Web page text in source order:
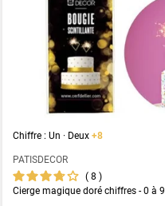
Chiffre : Un · Deux +8
PATISDECOR
8
Cierge magique doré chiffres - 0 à 9